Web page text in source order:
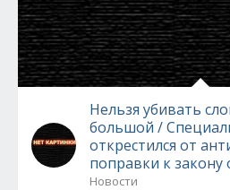
Нельзя убивать
большой /
открестился от
поправки к закону
Новости